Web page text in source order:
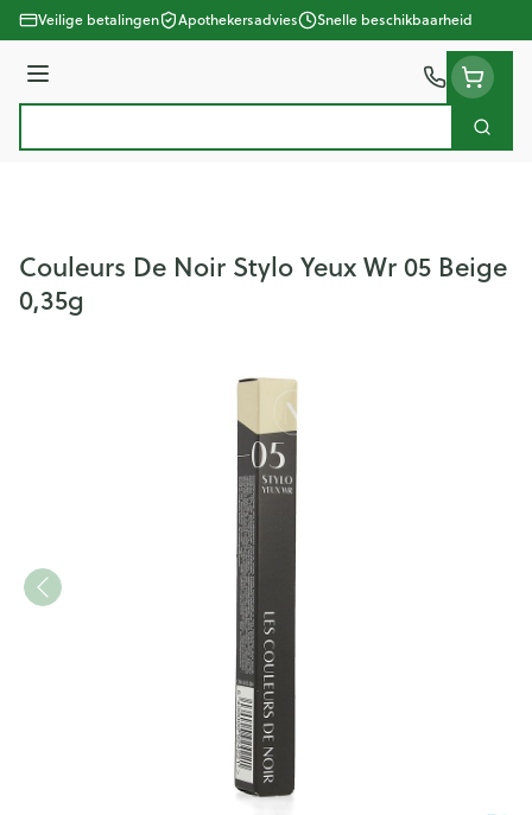
Ga naar de inhoud
Veilige betalingen Apothekersadvies Snelle beschikbaarheid
Menu
Zoek
Couleurs De Noir Stylo Yeux Wr 05 Beige
0,35g